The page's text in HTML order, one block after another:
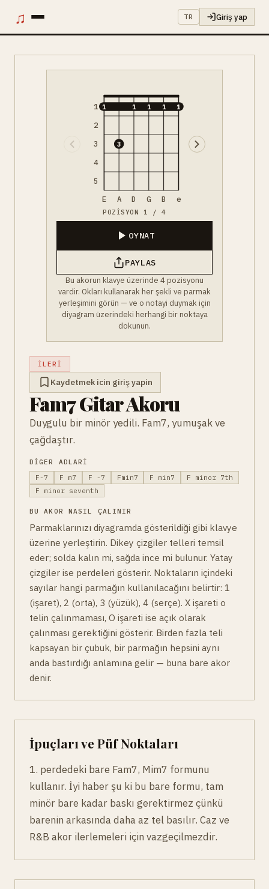
♫ TR Giriş yap
1
2
3
4
5
1
3
1 1 1 1
E A D G B e
POZISYON 1 / 4
OYNAT
PAYLAS
Bu akorun klavye üzerinde 4 pozisyonu
vardir. Okları kullanarak her şekli ve parmak
yerleşimini görün — ve o notayi duymak için
diyagram üzerindeki herhangi bir noktaya
dokunun.
İLERI
Kaydetmek icin giriş yapin
Fam7 Gitar Akoru
Duygulu bir minör yedili. Fam7, yumuşak ve
çağdaştır.
DIGER ADLARI
F-7
F m7 F -7 Fmin7 F min7
F minor 7th
F minor seventh
BU AKOR NASIL ÇALINIR
Parmaklarınızı diyagramda gösterildiği gibi klavye
üzerine yerleştirin. Dikey çizgiler telleri temsil
eder; solda kalın mi, sağda ince mi bulunur. Yatay
çizgiler ise perdeleri gösterir. Noktaların içindeki
sayılar hangi parmağın kullanılacağını belirtir: 1
(işaret), 2 (orta), 3 (yüzük), 4 (serçe). X işareti o
telin çalınmaması, O işareti ise açık olarak
çalınması gerektiğini gösterir. Birden fazla teli
kapsayan bir çubuk, bir parmağın hepsini aynı
anda bastırdığı anlamına gelir — buna bare akor
denir.
İpuçları ve Püf Noktaları
1. perdedeki bare Fam7, Mim7 formunu
kullanır. İyi haber şu ki bu bare formu, tam
minör bare kadar baskı gerektirmez çünkü
barenin arkasında daha az tel basılır. Caz ve
R&B akor ilerlemeleri için vazgeçilmezdir.